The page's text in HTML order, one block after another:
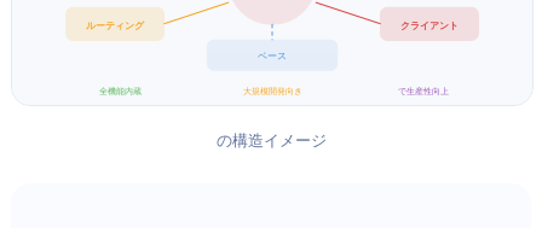
ルーティング HTTPクライアント
TypeScript ベース
全機能内蔵 大規模開発向き CLI で生産性向上
Angularの構造イメージ